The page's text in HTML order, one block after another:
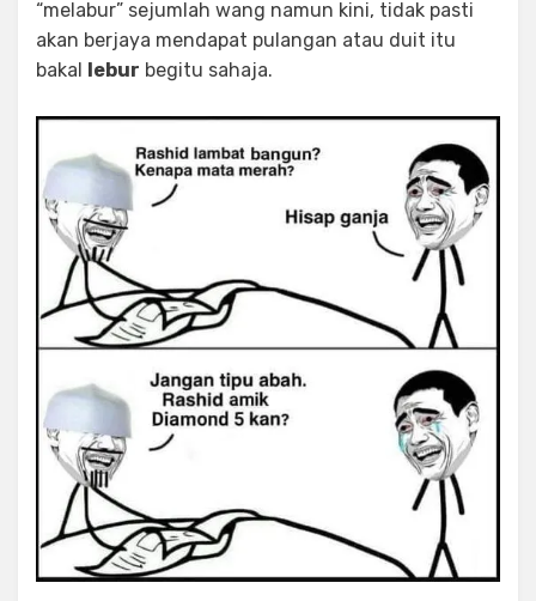
“melabur” sejumlah wang namun kini, tidak pasti
akan berjaya mendapat pulangan atau duit itu
bakal lebur begitu sahaja.